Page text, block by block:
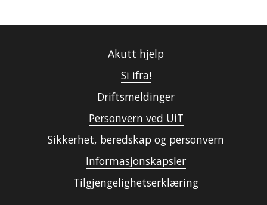
Akutt hjelp
Si ifra!
Driftsmeldinger
Personvern ved UiT
Sikkerhet, beredskap og personvern
Informasjonskapsler
Tilgjengelighetserklæring